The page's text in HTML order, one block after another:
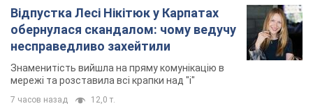
Відпустка Лесі Нікітюк у Карпатах
обернулася скандалом: чому ведучу
несправедливо захейтили
Знаменитість вийшла на пряму комунікацію в
мережі та розставила всі крапки над "і"
7 часов назад 12,0 т.